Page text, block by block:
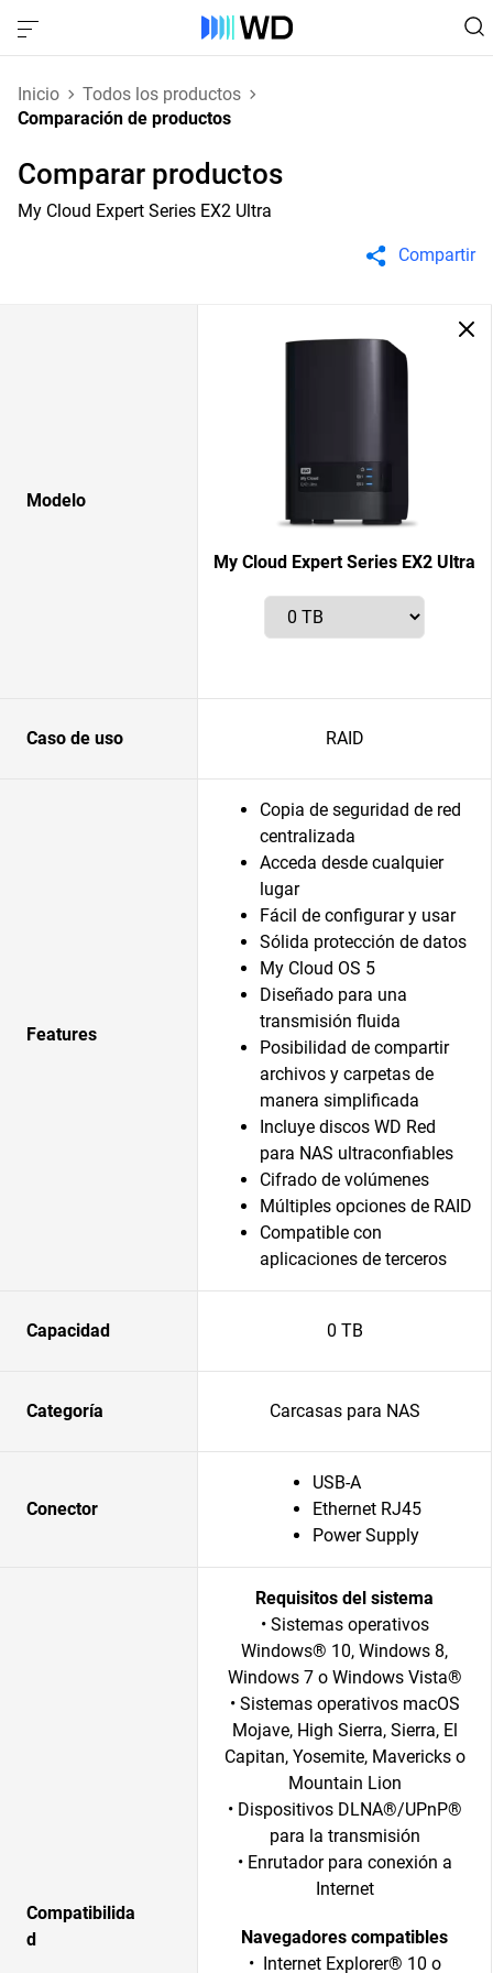
Inicio
Todos los productos
Comparación de productos
Comparar productos
My Cloud Expert Series EX2 Ultra
Compartir
Modelo
My Cloud Expert Series EX2 Ultra
Caso de uso RAID
Features
Copia de seguridad de red
centralizada
Acceda desde cualquier
lugar
Fácil de configurar y usar
Sólida protección de datos
My Cloud OS 5
Diseñado para una
transmisión fluida
Posibilidad de compartir
archivos y carpetas de
manera simplificada
Incluye discos WD Red
para NAS ultraconfiables
Cifrado de volúmenes
Múltiples opciones de RAID
Compatible con
aplicaciones de terceros
Capacidad 0 TB
Categoría Carcasas para NAS
Conector
USB-A
Ethernet RJ45
Power Supply
Compatibilida
d
Requisitos del sistema
• Sistemas operativos
Windows® 10, Windows 8,
Windows 7 o Windows Vista®
• Sistemas operativos macOS
Mojave, High Sierra, Sierra, El
Capitan, Yosemite, Mavericks o
Mountain Lion
• Dispositivos DLNA®/UPnP®
para la transmisión
• Enrutador para conexión a
Internet
Navegadores compatibles
• Internet Explorer® 10 o